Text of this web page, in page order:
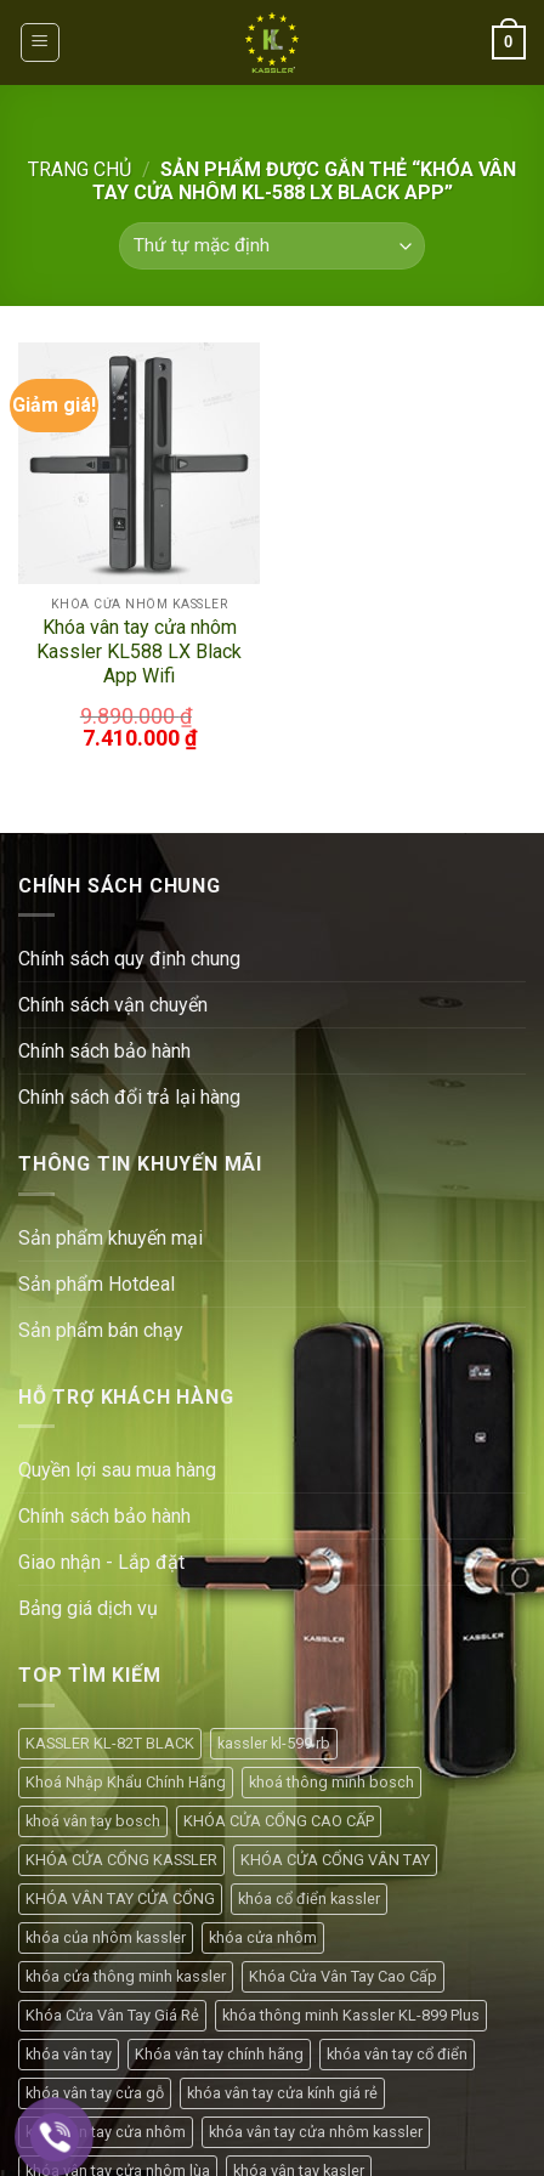
0
TRANG CHỦ / SẢN PHẨM ĐƯỢC GẮN THẺ “KHÓA VÂN
TAY CỬA NHÔM KL-588 LX BLACK APP”
Giảm giá!
KHÓA CỬA NHÔM KASSLER
Khóa vân tay cửa nhôm
Kassler KL588 LX Black
App Wifi
9.890.000₫
7.410.000₫
CHÍNH SÁCH CHUNG
Chính sách quy định chung
Chính sách vận chuyển
Chính sách bảo hành
Chính sách đổi trả lại hàng
THÔNG TIN KHUYẾN MÃI
Sản phẩm khuyến mại
Sản phẩm Hotdeal
Sản phẩm bán chạy
HỖ TRỢ KHÁCH HÀNG
Quyền lợi sau mua hàng
Chính sách bảo hành
Giao nhận - Lắp đặt
Bảng giá dịch vụ
TOP TÌM KIẾM
KASSLER KL-82T BLACK kassler kl-599 rb
Khoá Nhập Khẩu Chính Hãng khoá thông minh bosch
khoá vân tay bosch KHÓA CỬA CỔNG CAO CẤP
KHÓA CỬA CỔNG KASSLER KHÓA CỬA CỔNG VÂN TAY
KHÓA VÂN TAY CỬA CỔNG khóa cổ điển kassler
khóa của nhôm kassler khóa cửa nhôm
khóa cửa thông minh kassler Khóa Cửa Vân Tay Cao Cấp
Khóa Cửa Vân Tay Giá Rẻ khóa thông minh Kassler KL-899 Plus
khóa vân tay Khóa vân tay chính hãng khóa vân tay cổ điển
khóa vân tay cửa gỗ khóa vân tay cửa kính giá rẻ
khóa vân tay cửa nhôm khóa vân tay cửa nhôm kassler
khóa vân tay cửa nhôm lùa khóa vân tay kasler